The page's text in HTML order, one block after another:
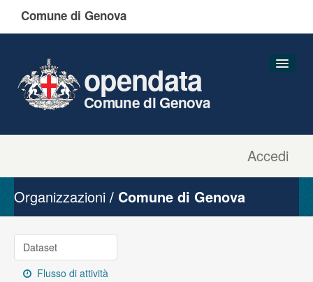
Comune di Genova
Accedi
opendata
Comune di Genova
Gruppi
Organizzazioni Comune di Genova
Dataset
Flusso di attività